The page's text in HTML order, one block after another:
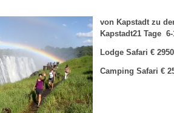
von Kapstadt zu
Kapstadt21 Tage
Lodge Safari €
Camping Safari €